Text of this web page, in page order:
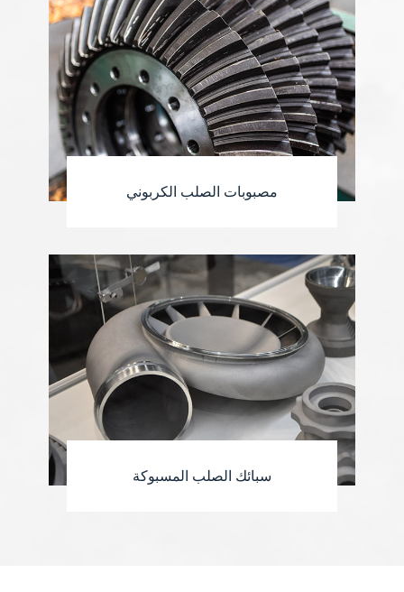
مصبوبات الصلب الكربوني
سبائك الصلب المسبوكة